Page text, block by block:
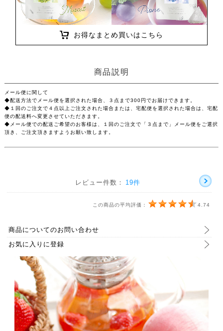
お得なまとめ買いはこちら
商品説明
メール便に関して
◆配送方法でメール便を選択された場合、３点まで300円でお届けできます。
◆１回のご注文で４点以上ご注文された場合または、宅配便を選択された場合は、宅配
便の配送料へ変更させていただきます。
◆メール便での配送ご希望のお客様は、１回のご注文で「３点まで」メール便をご選択
頂き、ご注文頂きますようお願い致します。
レビュー件数： 19件
この商品の平均評価： 4.74
商品についてのお問い合わせ
お気に入りに登録